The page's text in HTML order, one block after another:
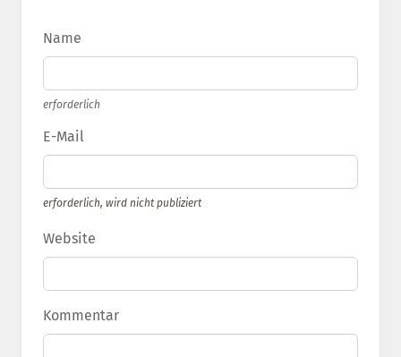
Name
erforderlich
E-Mail
erforderlich, wird nicht publiziert
Website
Kommentar